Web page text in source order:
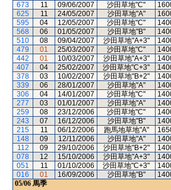
673
11 09/06/2007 沙田草地"C"
625
11 24/05/2007 沙田草地"A"
595
04 12/05/2007 沙田草地"C"
568
06 01/05/2007 沙田草地"B"
510
08 09/04/2007 沙田草地"A+3"
479
01 25/03/2007 沙田草地"C"
442
01 10/03/2007 沙田草地"A+3"
407
04 25/02/2007 沙田草地"C+3"
378
03 10/02/2007 沙田草地"B+2"
339
06 28/01/2007 沙田草地"A"
306
04 14/01/2007 沙田草地"C"
277
03 01/01/2007 沙田草地"A"
259
08 23/12/2006 沙田草地"C"
243
07 16/12/2006 沙田草地"B"
215
11 06/12/2006 跑馬地草地"A"
148
09 12/11/2006 沙田草地"A"
112
09 29/10/2006 沙田草地"B+2"
078
12 15/10/2006 沙田草地"A+3"
051
11 01/10/2006 沙田草地"C+3"
016
01 16/09/2006 沙田草地"B"
05/06 馬季